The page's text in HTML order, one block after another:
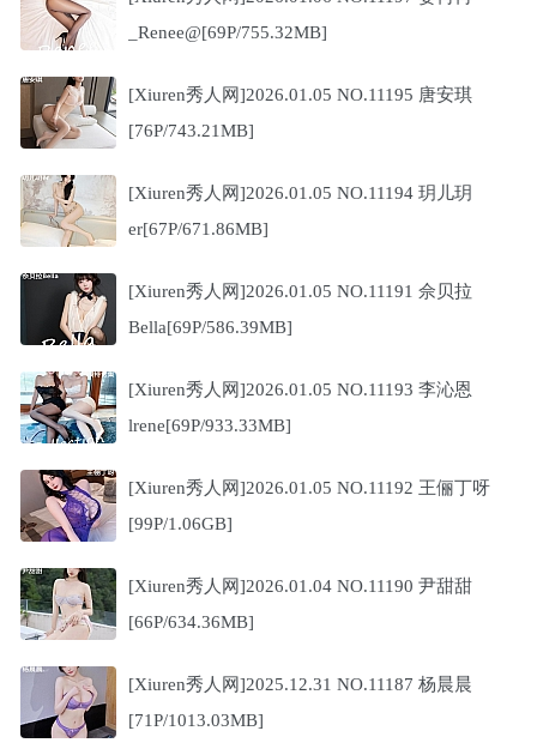
_Renee@[69P/755.32MB]
[Xiuren秀人网]2026.01.05 NO.11195 唐安琪
[76P/743.21MB]
[Xiuren秀人网]2026.01.05 NO.11194 玥儿玥
er[67P/671.86MB]
[Xiuren秀人网]2026.01.05 NO.11191 佘贝拉
Bella[69P/586.39MB]
[Xiuren秀人网]2026.01.05 NO.11193 李沁恩
lrene[69P/933.33MB]
[Xiuren秀人网]2026.01.05 NO.11192 王俪丁呀
[99P/1.06GB]
[Xiuren秀人网]2026.01.04 NO.11190 尹甜甜
[66P/634.36MB]
[Xiuren秀人网]2025.12.31 NO.11187 杨晨晨
[71P/1013.03MB]